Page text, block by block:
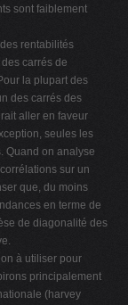
sont faiblement
rentabilités
carrés de
la plupart des
des carrés des
aller en faveur
seules les
Quand on analyse
sur un
que, du moins
en terme de
de diagonalité des
à utiliser pour
principalement
(harvey